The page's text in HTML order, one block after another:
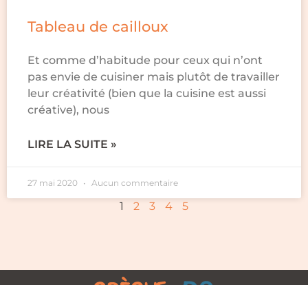
Tableau de cailloux
Et comme d’habitude pour ceux qui n’ont
pas envie de cuisiner mais plutôt de travailler
leur créativité (bien que la cuisine est aussi
créative), nous
LIRE LA SUITE »
27 mai 2020 Aucun commentaire
1 2 3 4 5